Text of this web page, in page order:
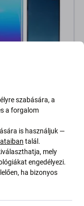
(Sky Blue)
szabására, a
a forgalom
is használjuk —
talál.
mely
engedélyezi.
ha bizonyos